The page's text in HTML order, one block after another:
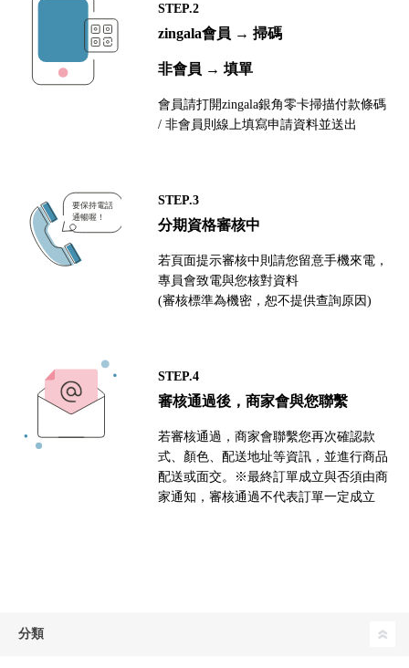
STEP.2
zingala會員 → 掃碼
非會員 → 填單
會員請打開zingala銀角零卡掃描付款條碼
/ 非會員則線上填寫申請資料並送出
STEP.3
分期資格審核中
若頁面提示審核中則請您留意手機來電，
專員會致電與您核對資料
(審核標準為機密，恕不提供查詢原因)
STEP.4
審核通過後，商家會與您聯繫
若審核通過，商家會聯繫您再次確認款
式、顏色、配送地址等資訊，並進行商品
配送或面交。※最終訂單成立與否須由商
家通知，審核通過不代表訂單一定成立
分類